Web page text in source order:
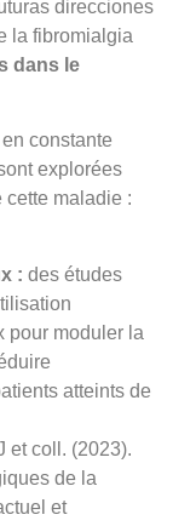
dans le
constante
explorées
cette maladie :
: des études
pour moduler la
atteints de
et coll. (2023).
de la
et